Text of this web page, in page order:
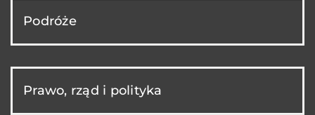
Podróże
Prawo, rząd i polityka